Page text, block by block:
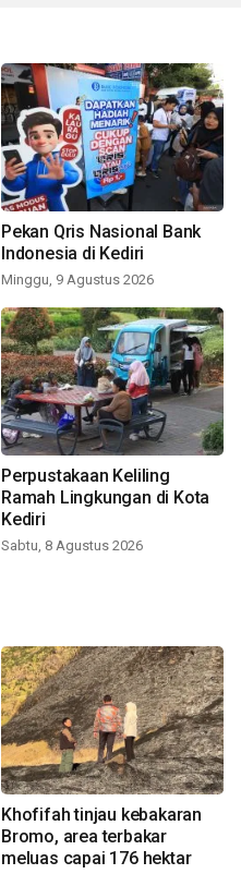
Pekan Qris Nasional Bank
Indonesia di Kediri
Minggu, 9 Agustus 2026
Perpustakaan Keliling
Ramah Lingkungan di Kota
Kediri
Sabtu, 8 Agustus 2026
Khofifah tinjau kebakaran
Bromo, area terbakar
meluas capai 176 hektar